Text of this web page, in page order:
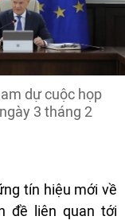
dự cuộc họp
3 tháng 2
tín hiệu mới về
đề liên quan tới